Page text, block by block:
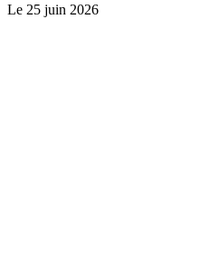
Le 25 juin 2026